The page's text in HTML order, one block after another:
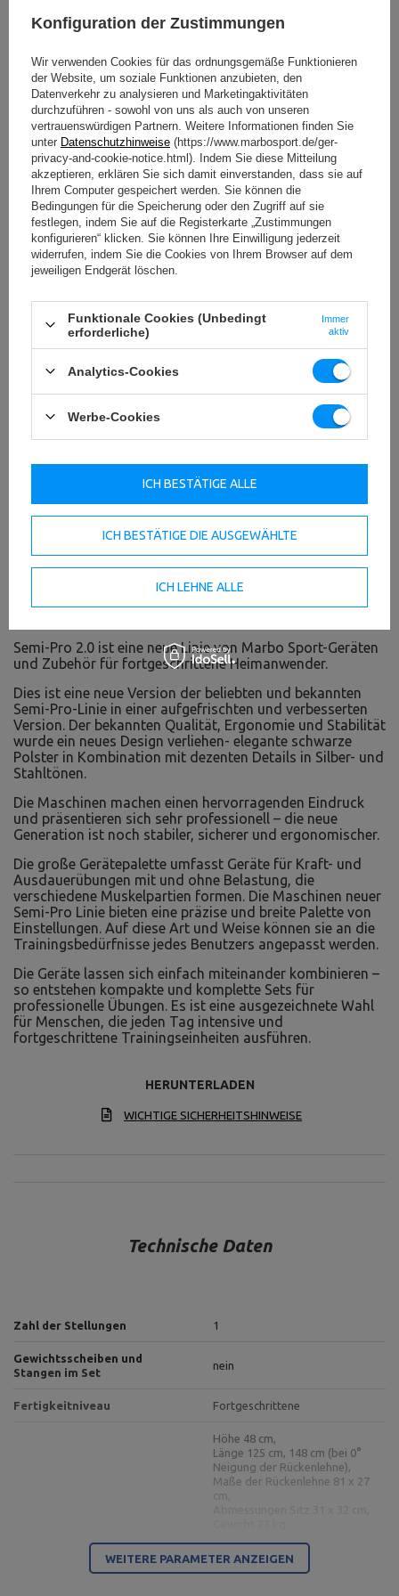
Entdecken Sie die Möglichkeiten, die Ihnen die
Langhantelständer mit der Sicherung MS-S108 in der
funktionaler.
Unsere Hantelablage zeichnet sich durch folgende
Merkmale aus:
Verarbeitungsqualität – das spüren Sie in jedem
Detail. Nicht nur im ersten Training, sondern auch
nach vielen Jahren,
maximale Stabilität, Langlebigkeit und Sicherheit,
eine breite Palette von Höhenverstellung,
zusätzlich mit Dip-Bars ausgestattet – diese
Übungen werden Ihr Training im Home Gym
bereichern.
Semi-Pro 2.0 ist eine neue Linie von Marbo Sport-Geräten
und Zubehör für fortgeschrittene Heimanwender.
Dies ist eine neue Version der beliebten und bekannten
Semi-Pro-Linie in einer aufgefrischten und verbesserten
Version. Der bekannten Qualität, Ergonomie und Stabilität
wurde ein neues Design verliehen- elegante schwarze
Polster in Kombination mit dezenten Details in Silber- und
Stahltönen.
Die Maschinen machen einen hervorragenden Eindruck
und präsentieren sich sehr professionell – die neue
Generation ist noch stabiler, sicherer und ergonomischer.
Die große Gerätepalette umfasst Geräte für Kraft- und
Ausdauerübungen mit und ohne Belastung, die
verschiedene Muskelpartien formen. Die Maschinen neuer
Semi-Pro Linie bieten eine präzise und breite Palette von
Einstellungen. Auf diese Art und Weise können sie an die
Trainingsbedürfnisse jedes Benutzers angepasst werden.
Die Geräte lassen sich einfach miteinander kombinieren –
so entstehen kompakte und komplette Sets für
professionelle Übungen. Es ist eine ausgezeichnete Wahl
für Menschen, die jeden Tag intensive und
fortgeschrittene Trainingseinheiten ausführen.
HERUNTERLADEN
WICHTIGE SICHERHEITSHINWEISE
Technische Daten
Zahl der Stellungen 1
Gewichtsscheiben und
Stangen im Set
nein
Fertigkeitniveau Fortgeschrittene
Doppelseitige Bank MS-L101
Höhe 48 cm,
Länge 125 cm, 148 cm (bei 0°
Neigung der Rückenlehne),
Maße der Rückenlehne 81 x 27
cm,
(0°, 14°, 26°),
Rückenlehnenverstellung 10
WEITERE PARAMETER ANZEIGEN
Konfiguration der Zustimmungen
Wir verwenden Cookies für das ordnungsgemäße Funktionieren
der Website, um soziale Funktionen anzubieten, den
Datenverkehr zu analysieren und Marketingaktivitäten
durchzuführen - sowohl von uns als auch von unseren
vertrauenswürdigen Partnern. Weitere Informationen finden Sie
unter Datenschutzhinweise (https://www.marbosport.de/ger-
privacy-and-cookie-notice.html). Indem Sie diese Mitteilung
akzeptieren, erklären Sie sich damit einverstanden, dass sie auf
Ihrem Computer gespeichert werden. Sie können die
Bedingungen für die Speicherung oder den Zugriff auf sie
festlegen, indem Sie auf die Registerkarte „Zustimmungen
konfigurieren“ klicken. Sie können Ihre Einwilligung jederzeit
widerrufen, indem Sie die Cookies von Ihrem Browser auf dem
jeweiligen Endgerät löschen.
Funktionale Cookies (Unbedingt
erforderliche)
Immer
aktiv
Analytics-Cookies
Werbe-Cookies
ICH BESTÄTIGE DIE AUSGEWÄHLTE
ICH LEHNE ALLE
ICH BESTÄTIGE ALLE